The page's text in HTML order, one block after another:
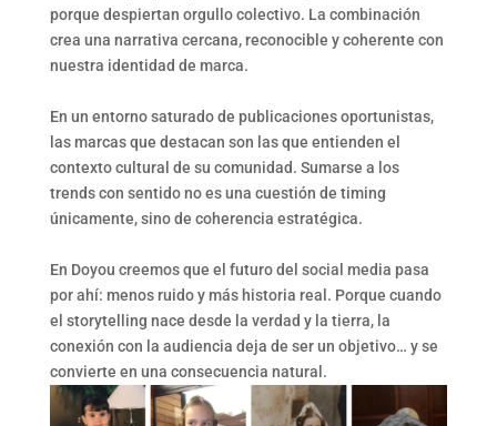
porque despiertan orgullo colectivo. La combinación
crea una narrativa cercana, reconocible y coherente con
nuestra identidad de marca.
En un entorno saturado de publicaciones oportunistas,
las marcas que destacan son las que entienden el
contexto cultural de su comunidad. Sumarse a los
trends con sentido no es una cuestión de timing
únicamente, sino de coherencia estratégica.
En Doyou creemos que el futuro del social media pasa
por ahí: menos ruido y más historia real. Porque cuando
el storytelling nace desde la verdad y la tierra, la
conexión con la audiencia deja de ser un objetivo… y se
convierte en una consecuencia natural.